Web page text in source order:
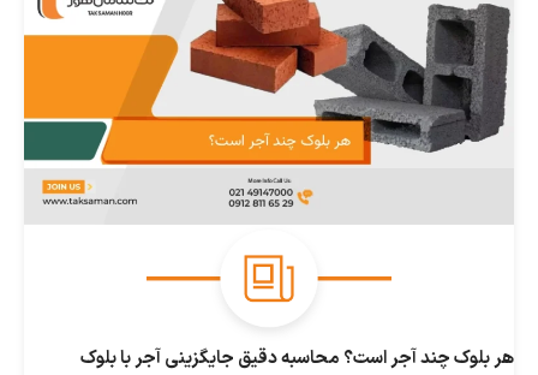
چند آجر است؟ محاسبه دقیق جایگزینی آجر با بلوک